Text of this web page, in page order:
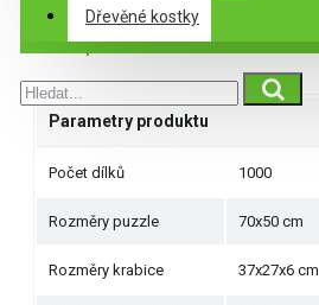
Dřevěné kostky
Specifikace
Parametry produktu
Počet dílků 1000
Rozměry puzzle 70x50 cm
Rozměry krabice 37x27x6 cm